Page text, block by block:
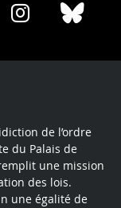
Share
Instagram
de l’ordre
du Palais de
une mission
des lois.
une égalité de